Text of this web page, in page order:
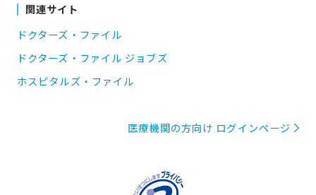
関連サイト
ドクターズ・ファイル
ドクターズ・ファイル ジョブズ
ホスピタルズ・ファイル
医療機関の方向け ログインページ